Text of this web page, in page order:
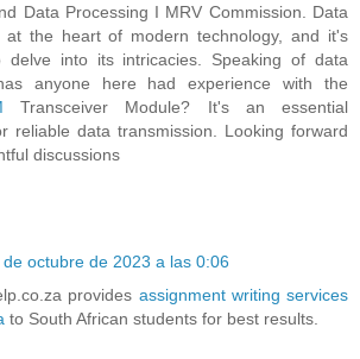
Data Processing I MRV Commission. Data
at the heart of modern technology, and it's
delve into its intricacies. Speaking of data
anyone here had experience with the
Transceiver Module? It's an essential
reliable data transmission. Looking forward
discussions
de octubre de 2023 a las 0:06
provides assignment writing services
to South African students for best results.